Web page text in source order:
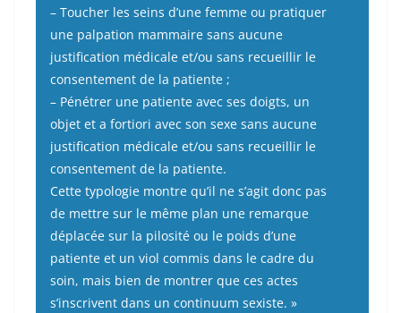
– Toucher les seins d’une femme ou pratiquer
une palpation mammaire sans aucune
justification médicale et/ou sans recueillir le
consentement de la patiente ;
– Pénétrer une patiente avec ses doigts, un
objet et a fortiori avec son sexe sans aucune
justification médicale et/ou sans recueillir le
consentement de la patiente.
Cette typologie montre qu’il ne s’agit donc pas
de mettre sur le même plan une remarque
déplacée sur la pilosité ou le poids d’une
patiente et un viol commis dans le cadre du
soin, mais bien de montrer que ces actes
s’inscrivent dans un continuum sexiste. »